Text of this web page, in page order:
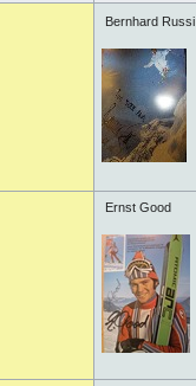
Bernhard Russi
Ernst Good